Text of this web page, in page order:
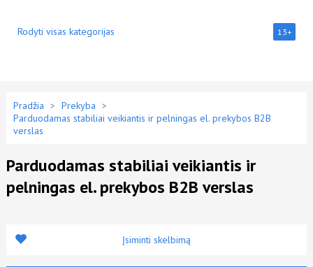
Rodyti visas kategorijas 13+
Pradžia > Prekyba >
Parduodamas stabiliai veikiantis ir pelningas el. prekybos B2B
verslas
Parduodamas stabiliai veikiantis ir
pelningas el. prekybos B2B verslas
Įsiminti skelbimą